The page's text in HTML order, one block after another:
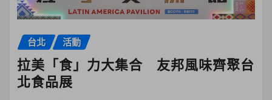
台北 活動
拉美「食」力大集合 友邦風味齊聚台
北食品展